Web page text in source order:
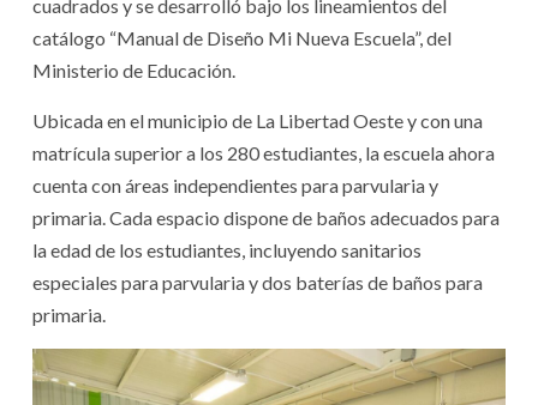
cuadrados y se desarrolló bajo los lineamientos del
catálogo “Manual de Diseño Mi Nueva Escuela”, del
Ministerio de Educación.
Ubicada en el municipio de La Libertad Oeste y con una
matrícula superior a los 280 estudiantes, la escuela ahora
cuenta con áreas independientes para parvularia y
primaria. Cada espacio dispone de baños adecuados para
la edad de los estudiantes, incluyendo sanitarios
especiales para parvularia y dos baterías de baños para
primaria.